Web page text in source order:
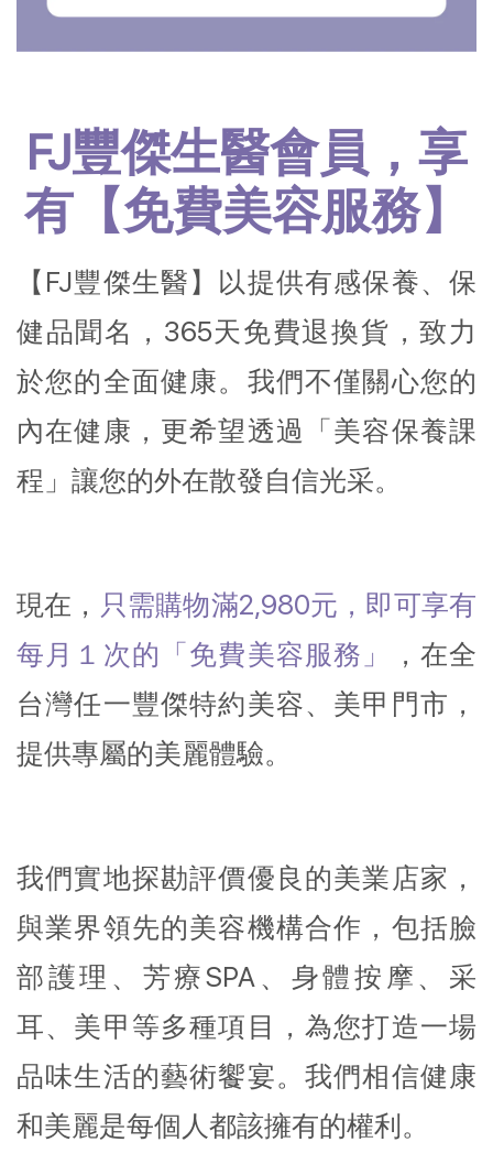
FJ豐傑生醫會員，享
有【免費美容服務】
【FJ豐傑生醫】以提供有感保養、保
健品聞名，365天免費退換貨，致力
於您的全面健康。我們不僅關心您的
內在健康，更希望透過「美容保養課
程」讓您的外在散發自信光采。
現在， 只需購物滿2,980元，即可享有
每月１次的「免費美容服務」
，在全
台灣任一豐傑特約美容、美甲門市，
提供專屬的美麗體驗。
我們實地探勘評價優良的美業店家，
與業界領先的美容機構合作，包括臉
部護理、芳療SPA、身體按摩、采
耳、美甲等多種項目，為您打造一場
品味生活的藝術饗宴。我們相信健康
和美麗是每個人都該擁有的權利。